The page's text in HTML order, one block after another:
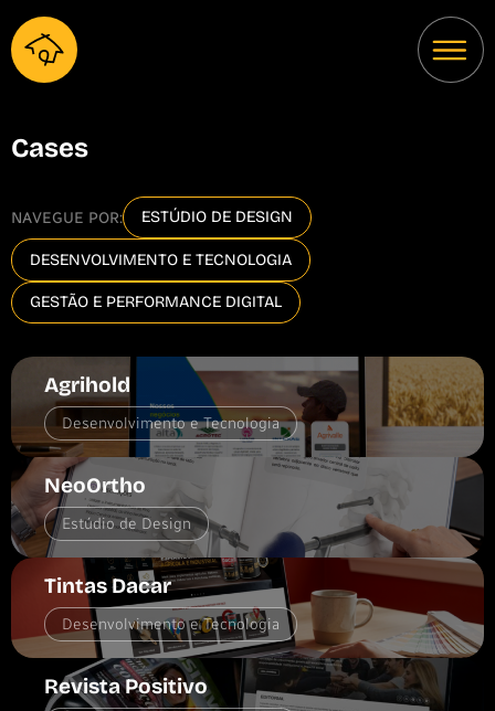
Cases
NAVEGUE POR: ESTÚDIO DE DESIGN
DESENVOLVIMENTO E TECNOLOGIA
GESTÃO E PERFORMANCE DIGITAL
Agrihold
Desenvolvimento e Tecnologia
NeoOrtho
Estúdio de Design
Tintas Dacar
Desenvolvimento e Tecnologia
Revista Positivo